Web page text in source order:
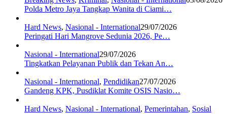
Polda Metro Jaya Tangkap Wanita di Ciami…
Hard News, Nasional - International29/07/2026
Peringati Hari Mangrove Sedunia 2026, Pe…
Nasional - International29/07/2026
Tingkatkan Pelayanan Publik dan Tekan An…
Nasional - International, Pendidikan27/07/2026
Gandeng KPK, Pusdiklat Komite OSIS Nasio…
Hard News, Nasional - International, Pemerintahan, Sosial